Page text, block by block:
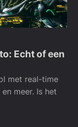
Echt of een
met real-time
meer. Is het